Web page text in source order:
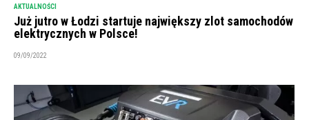
AKTUALNOŚCI
Już jutro w Łodzi startuje największy zlot samochodów
elektrycznych w Polsce!
09/09/2022